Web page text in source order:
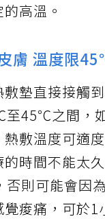
高溫。
膚 溫度限
墊直接接觸
45℃之間，
熱敷溫度可適
時間不能太
否則可能會因
痠痛，可於1